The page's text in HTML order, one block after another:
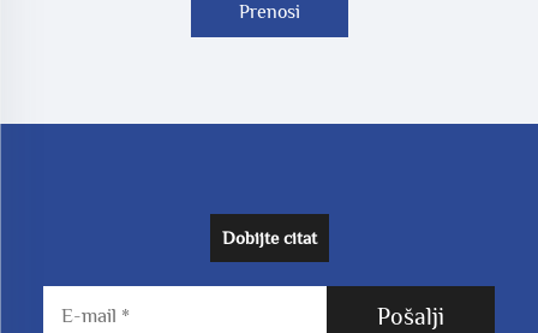
Prenosi
Dobijte citat
Pošalji